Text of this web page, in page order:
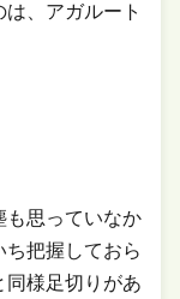
、アガルート
も思っていなか
把握しておら
同様足切りがあ